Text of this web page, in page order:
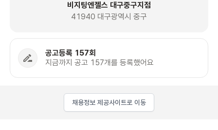
비지팅엔젤스 대구중구지점
41940 대구광역시 중구
공고등록 157회
지금까지 공고 157개를 등록했어요
채용정보 제공사이트로 이동